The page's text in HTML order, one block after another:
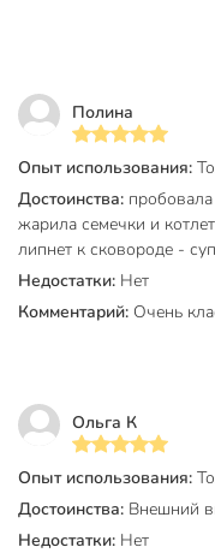
Артикул производителя
Вес в упаковке
Габариты упаковки
Полина
Опыт использования:
Достоинства:
жарила семечки и
липнет к сковороде -
Недостатки: Нет
Комментарий: Очень
Ольга К
Опыт использования:
Достоинства: Внешний
Недостатки: Нет